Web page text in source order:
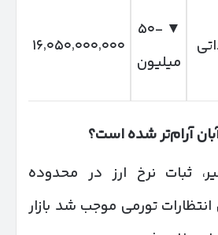
▼ -۵۰
میلیون
۱۶٬۰۵۰٬۰۰۰٬۰۰۰
آرام‌تر شده است؟
ثبات نرخ ارز در محدوده
تورمی موجب شد بازار